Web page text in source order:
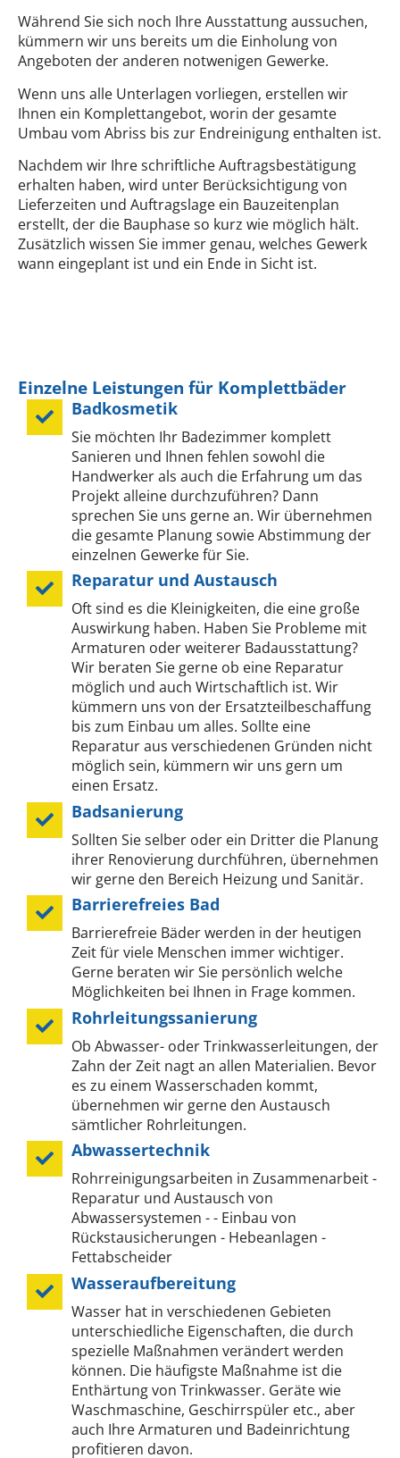
Während Sie sich noch Ihre Ausstattung aussuchen,
kümmern wir uns bereits um die Einholung von
Angeboten der anderen notwenigen Gewerke.
Wenn uns alle Unterlagen vorliegen, erstellen wir
Ihnen ein Komplettangebot, worin der gesamte
Umbau vom Abriss bis zur Endreinigung enthalten ist.
Nachdem wir Ihre schriftliche Auftragsbestätigung
erhalten haben, wird unter Berücksichtigung von
Lieferzeiten und Auftragslage ein Bauzeitenplan
erstellt, der die Bauphase so kurz wie möglich hält.
Zusätzlich wissen Sie immer genau, welches Gewerk
wann eingeplant ist und ein Ende in Sicht ist.
Einzelne Leistungen für Komplettbäder
Badkosmetik
Sie möchten Ihr Badezimmer komplett
Sanieren und Ihnen fehlen sowohl die
Handwerker als auch die Erfahrung um das
Projekt alleine durchzuführen? Dann
sprechen Sie uns gerne an. Wir übernehmen
die gesamte Planung sowie Abstimmung der
einzelnen Gewerke für Sie.
Reparatur und Austausch
Oft sind es die Kleinigkeiten, die eine große
Auswirkung haben. Haben Sie Probleme mit
Armaturen oder weiterer Badausstattung?
Wir beraten Sie gerne ob eine Reparatur
möglich und auch Wirtschaftlich ist. Wir
kümmern uns von der Ersatzteilbeschaffung
bis zum Einbau um alles. Sollte eine
Reparatur aus verschiedenen Gründen nicht
möglich sein, kümmern wir uns gern um
einen Ersatz.
Badsanierung
Sollten Sie selber oder ein Dritter die Planung
ihrer Renovierung durchführen, übernehmen
wir gerne den Bereich Heizung und Sanitär.
Barrierefreies Bad
Barrierefreie Bäder werden in der heutigen
Zeit für viele Menschen immer wichtiger.
Gerne beraten wir Sie persönlich welche
Möglichkeiten bei Ihnen in Frage kommen.
Rohrleitungssanierung
Ob Abwasser- oder Trinkwasserleitungen, der
Zahn der Zeit nagt an allen Materialien. Bevor
es zu einem Wasserschaden kommt,
übernehmen wir gerne den Austausch
sämtlicher Rohrleitungen.
Abwassertechnik
Rohrreinigungsarbeiten in Zusammenarbeit -
Reparatur und Austausch von
Abwassersystemen - - Einbau von
Rückstausicherungen - Hebeanlagen -
Fettabscheider
Wasseraufbereitung
Wasser hat in verschiedenen Gebieten
unterschiedliche Eigenschaften, die durch
spezielle Maßnahmen verändert werden
können. Die häufigste Maßnahme ist die
Enthärtung von Trinkwasser. Geräte wie
Waschmaschine, Geschirrspüler etc., aber
auch Ihre Armaturen und Badeinrichtung
profitieren davon.